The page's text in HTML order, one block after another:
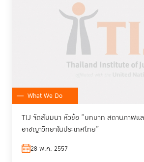
What We Do
TIJ จัดสัมมนา หัวข้อ “บทบาท สถานภาพแล
อาชญาวิทยาในประเทศไทย”
28 พ.ค. 2557